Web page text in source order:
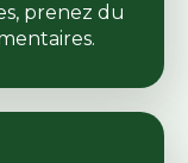
prenez du